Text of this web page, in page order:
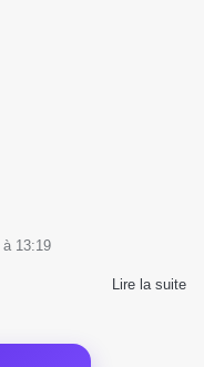
à 13:19
Lire la suite